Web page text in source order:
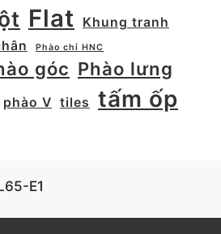
Flat
Khung tranh
Phào chỉ HNC
góc Phào lưng
phào V tiles tấm ốp
E1